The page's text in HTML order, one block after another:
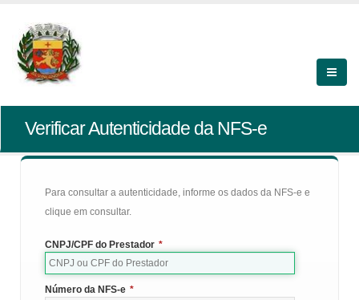
Verificar Autenticidade da NFS-e
Para consultar a autenticidade, informe os dados da NFS-e e
clique em consultar.
CNPJ/CPF do Prestador *
Número da NFS-e *